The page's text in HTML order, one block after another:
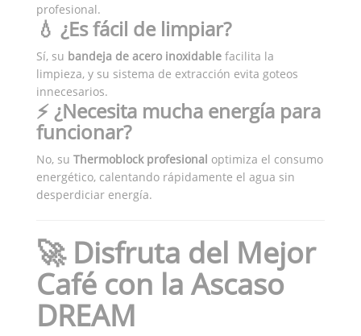
profesional.
💧 ¿Es fácil de limpiar?
Sí, su bandeja de acero inoxidable facilita la
limpieza, y su sistema de extracción evita goteos
innecesarios.
⚡ ¿Necesita mucha energía para
funcionar?
No, su Thermoblock profesional optimiza el consumo
energético, calentando rápidamente el agua sin
desperdiciar energía.
🚀 Disfruta del Mejor
Café con la Ascaso
DREAM